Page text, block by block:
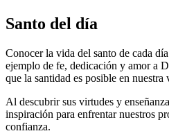
Santo del día
Conocer la vida del santo de cada
ejemplo de fe, dedicación y amor a
que la santidad es posible en nuestra
Al descubrir sus virtudes y
inspiración para enfrentar nuestros
confianza.